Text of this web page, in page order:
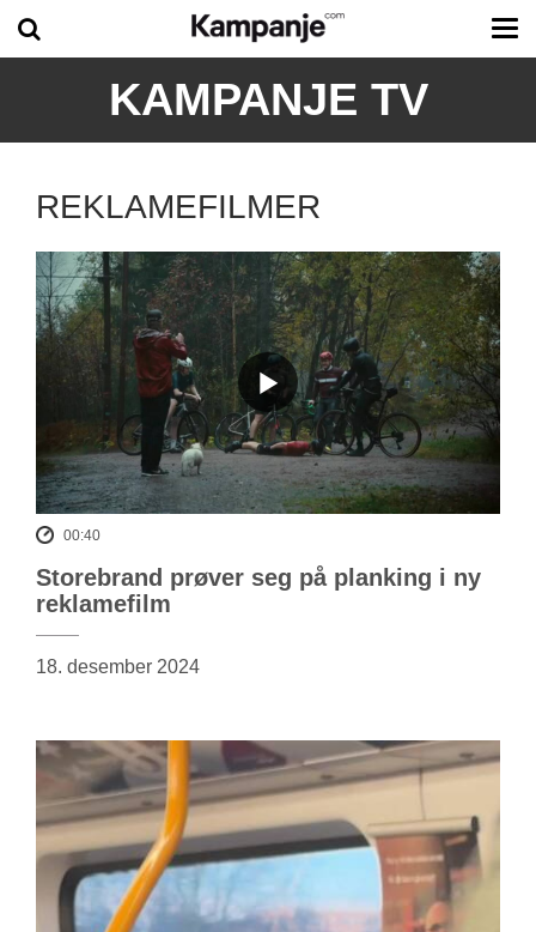
KAMPANJE TV
REKLAMEFILMER
00:40
Storebrand prøver seg på planking i ny
reklamefilm
18. desember 2024